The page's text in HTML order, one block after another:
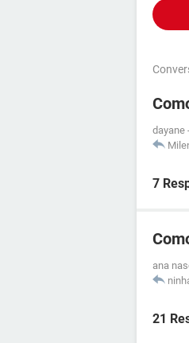
dayane
7
ana
21